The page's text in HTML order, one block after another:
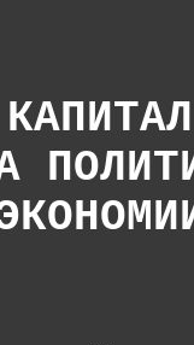
КАПИТАЛ